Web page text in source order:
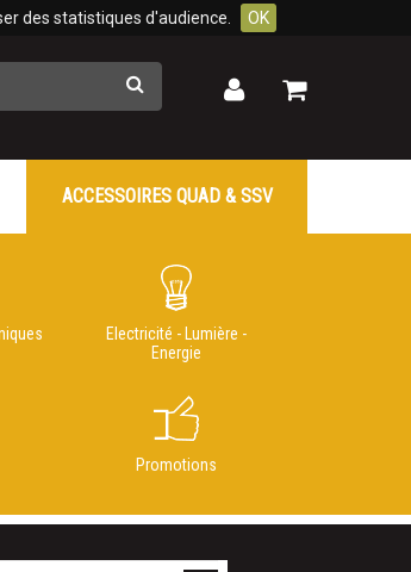
des statistiques d'audience. OK
Rechercher Mon
Mon
ACCESSOIRES QUAD & SSV
Electricité - Lumière -
Energie
Promotions